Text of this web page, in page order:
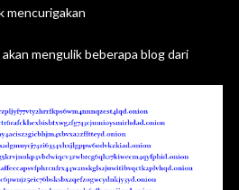
mencurigakan
mengulik beberapa blog dari